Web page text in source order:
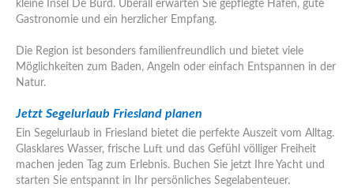
kleine Insel De Burd. Überall erwarten Sie gepflegte Häfen, gute
Gastronomie und ein herzlicher Empfang.
Die Region ist besonders familienfreundlich und bietet viele
Möglichkeiten zum Baden, Angeln oder einfach Entspannen in der
Natur.
Jetzt Segelurlaub Friesland planen
Ein Segelurlaub in Friesland bietet die perfekte Auszeit vom Alltag.
Glasklares Wasser, frische Luft und das Gefühl völliger Freiheit
machen jeden Tag zum Erlebnis. Buchen Sie jetzt Ihre Yacht und
starten Sie entspannt in Ihr persönliches Segelabenteuer.